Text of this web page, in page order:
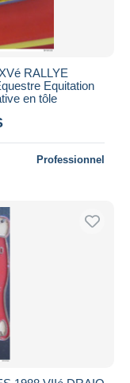
RALLYE
Equitation
en tôle
Professionnel